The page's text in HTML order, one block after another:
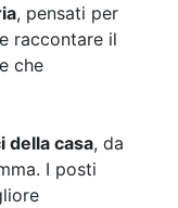
, pensati per
raccontare il
che
della casa, da
I posti